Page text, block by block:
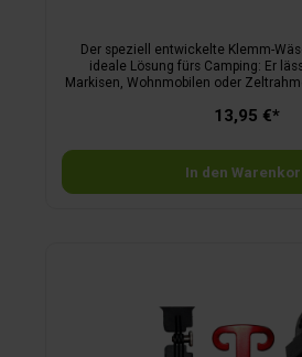
Der speziell entwickelte Klemm-
ideale Lösung fürs Camping: Er
Markisen, Wohnmobilen oder
bei Wind. Ihre Wäsche bleibt
kompakte Design für einen
Campingeinsatz.
13,95 €*
In den